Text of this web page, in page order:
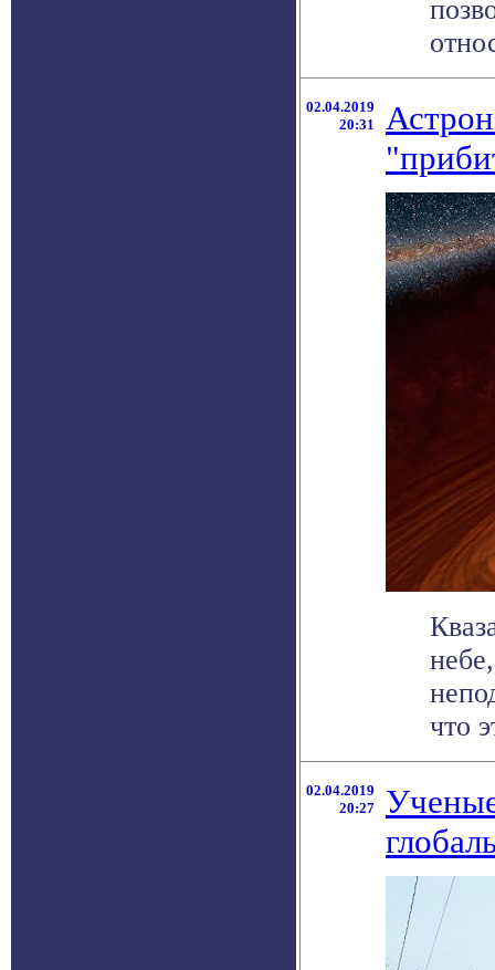
02.04.2019
20:31
что
02.04.2019
20:27